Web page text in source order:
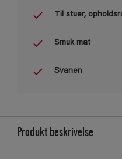
Til stuer,
Smuk mat
Svanen
Produkt beskrivelse